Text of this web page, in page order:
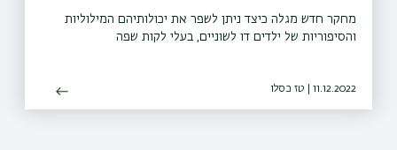
מחקר חדש מגלה כיצד ניתן לשפר את יכולותיהם המילוליות
והסיפוריות של ילדים דו לשוניים, בעלי לקות שפה
11.12.2022 | טז כסלו